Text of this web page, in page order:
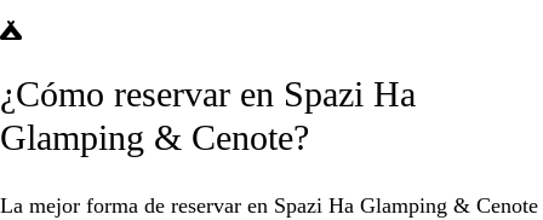
¿Cómo reservar en Spazi Ha
Glamping & Cenote?
La mejor forma de reservar en Spazi Ha Glamping & Cenote